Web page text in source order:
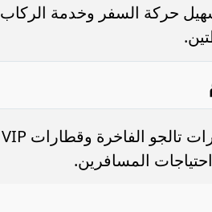
حركة السفر وخدمة الركاب
تتنوع الرحلات المنطلقة من القاهرة إلى الإسكندرية بين قطارات تالجو الفاخرة وقطارات VIP
المسافرين.